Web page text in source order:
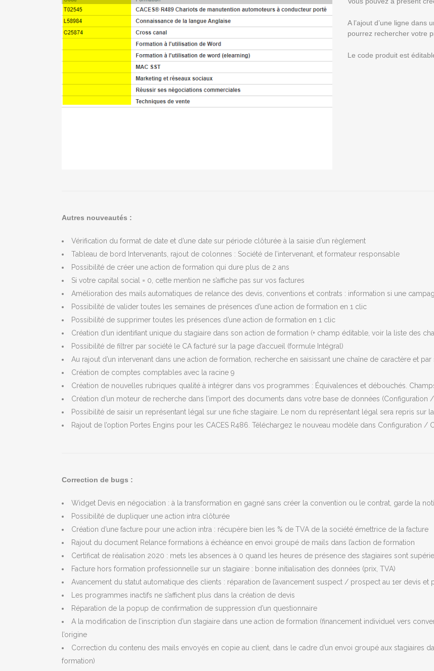
A l’ajout d’une ligne dans
pourrez rechercher votre
Le code produit est
Autres nouveautés :
Vérification du format de date et d’une date sur période clôturée à la saisie d’un règlement
Tableau de bord Intervenants, rajout de colonnes : Société de l’intervenant, et formateur responsable
Possibilité de créer une action de formation qui dure plus de 2 ans
Si votre capital social = 0, cette mention ne s’affiche pas sur vos factures
Amélioration des mails automatiques de relance des devis, conventions et contrats : information si une
Possibilité de valider toutes les semaines de présences d’une action de formation en 1 clic
Possibilité de supprimer toutes les présences d’une action de formation en 1 clic
Création d’un identifiant unique du stagiaire dans son action de formation (+ champ éditable, voir la liste des
Possibilité de filtrer par société le CA facturé sur la page d’accueil (formule Intégral)
Au rajout d’un intervenant dans une action de formation, recherche en saisissant une chaîne de caractère et
Création de comptes comptables avec la racine 9
Création de nouvelles rubriques qualité à intégrer dans vos programmes : Équivalences et débouchés.
Création d’un moteur de recherche dans l’import des documents dans votre base de données (Configuration
Possibilité de saisir un représentant légal sur une fiche stagiaire. Le nom du représentant légal sera repris sur
Rajout de l’option Portes Engins pour les CACES R486. Téléchargez le nouveau modèle dans Configuration /
Correction de bugs :
Widget Devis en négociation : à la transformation en gagné sans créer la convention ou le contrat, garde la
Possibilité de dupliquer une action intra clôturée
Création d’une facture pour une action intra : récupère bien les % de TVA de la société émettrice de la facture
Rajout du document Relance formations à échéance en envoi groupé de mails dans l’action de formation
Certificat de réalisation 2020 : mets les absences à 0 quand les heures de présence des stagiaires sont
Facture hors formation professionnelle sur un stagiaire : bonne initialisation des données (prix, TVA)
Avancement du statut automatique des clients : réparation de l’avancement suspect / prospect au 1er devis
Les programmes inactifs ne s’affichent plus dans la création de devis
Réparation de la popup de confirmation de suppression d’un questionnaire
A la modification de l’inscription d’un stagiaire dans une action de formation (financement individuel vers
l’origine
Correction du contenu des mails envoyés en copie au client, dans le cadre d’un envoi groupé aux stagiaires
formation)